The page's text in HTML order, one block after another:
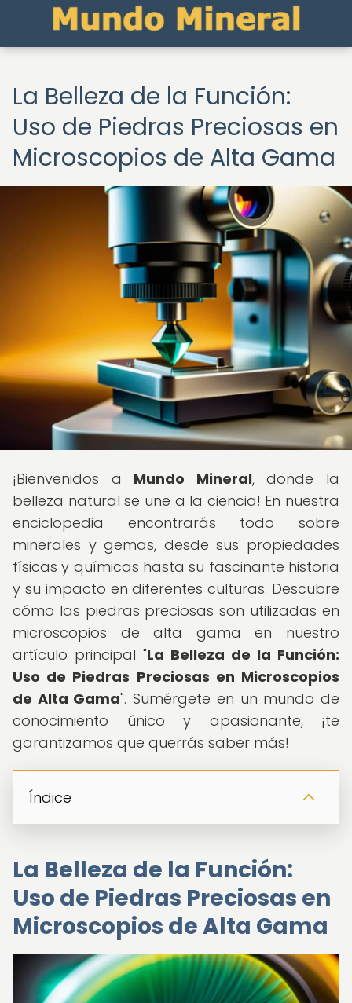
La Belleza de la Función:
Uso de Piedras Preciosas en
Microscopios de Alta Gama
¡Bienvenidos a Mundo Mineral, donde la
belleza natural se une a la ciencia! En nuestra
enciclopedia encontrarás todo sobre
minerales y gemas, desde sus propiedades
físicas y químicas hasta su fascinante historia
y su impacto en diferentes culturas. Descubre
cómo las piedras preciosas son utilizadas en
microscopios de alta gama en nuestro
artículo principal "La Belleza de la Función:
Uso de Piedras Preciosas en Microscopios
de Alta Gama". Sumérgete en un mundo de
conocimiento único y apasionante, ¡te
garantizamos que querrás saber más!
Índice
La Belleza de la Función:
Uso de Piedras Preciosas en
Microscopios de Alta Gama